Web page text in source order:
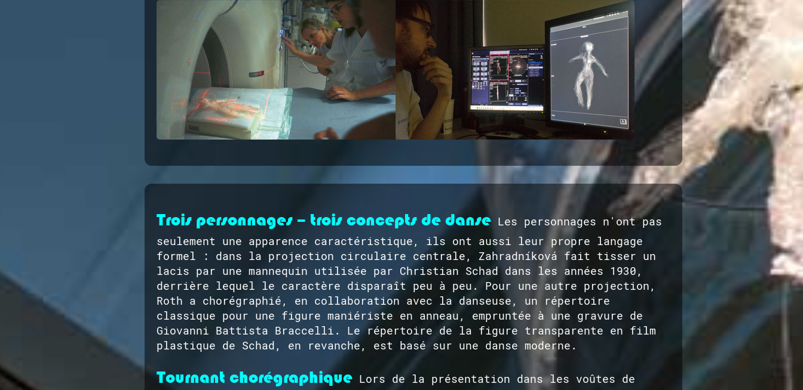
Trois personnages – trois concepts de danse Les personnages n'ont pas
seulement une apparence caractéristique, ils ont aussi leur propre langage
formel : dans la projection circulaire centrale, Zahradníková fait tisser un
lacis par une mannequin utilisée par Christian Schad dans les années 1930,
derrière lequel le caractère disparaît peu à peu. Pour une autre projection,
Roth a chorégraphié, en collaboration avec la danseuse, un répertoire
classique pour une figure maniériste en anneau, empruntée à une gravure de
Giovanni Battista Braccelli. Le répertoire de la figure transparente en film
plastique de Schad, en revanche, est basé sur une danse moderne.
Tournant chorégraphique Lors de la présentation dans les voûtes de